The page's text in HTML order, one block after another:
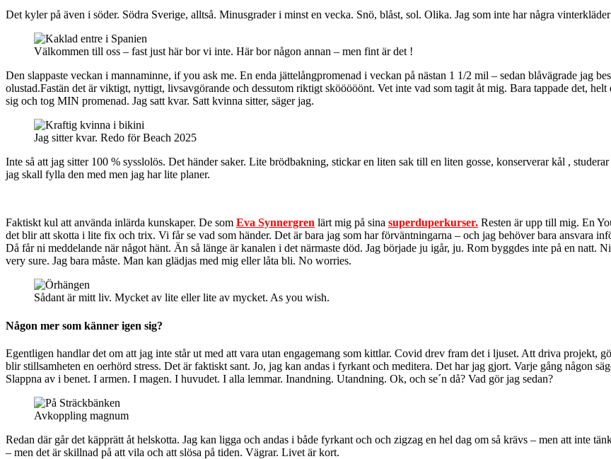
Det kyler på även i söder. Södra Sverige, alltså. Minusgrader i minst en vecka. Snö, blåst, sol. Olika. Jag som inte har några
Välkommen till oss – fast just här bor vi inte. Här bor någon annan – men fint är det !
Den slappaste veckan i mannaminne, if you ask me. En enda jättelångpromenad i veckan på nästan 1 1/2 mil – sedan blåvägrade jag
olustad.Fastän det är viktigt, nyttigt, livsavgörande och dessutom riktigt skööööönt. Vet inte vad som tagit åt mig. Bara tappade det,
sig och tog MIN promenad. Jag satt kvar. Satt kvinna sitter, säger jag.
Jag sitter kvar. Redo för Beach 2025
Inte så att jag sitter 100 % sysslolös. Det händer saker. Lite brödbakning, stickar en liten sak till en liten gosse, konserverar kål ,
jag skall fylla den med men jag har lite planer.
Faktiskt kul att använda inlärda kunskaper. De som Eva Synnergren lärt mig på sina superduperkurser. Resten är upp till mig. En
det blir att skotta i lite fix och trix. Vi får se vad som händer. Det är bara jag som har förväntningarna – och jag behöver bara ansvara
Då får ni meddelande när något hänt. Än så länge är kanalen i det närmaste död. Jag började ju igår, ju. Rom byggdes inte på en natt.
very sure. Jag bara måste. Man kan glädjas med mig eller låta bli. No worries.
Sådant är mitt liv. Mycket av lite eller lite av mycket. As you wish.
Någon mer som känner igen sig?
Egentligen handlar det om att jag inte står ut med att vara utan engagemang som kittlar. Covid drev fram det i ljuset. Att driva projekt,
blir stillsamheten en oerhörd stress. Det är faktiskt sant. Jo, jag kan andas i fyrkant och meditera. Det har jag gjort. Varje gång någon
Slappna av i benet. I armen. I magen. I huvudet. I alla lemmar. Inandning. Utandning. Ok, och se´n då? Vad gör jag sedan?
Avkoppling magnum
Redan där går det käpprätt åt helskotta. Jag kan ligga och andas i både fyrkant och och zigzag en hel dag om så krävs – men att inte
– men det är skillnad på att vila och att slösa på tiden. Vägrar. Livet är kort.